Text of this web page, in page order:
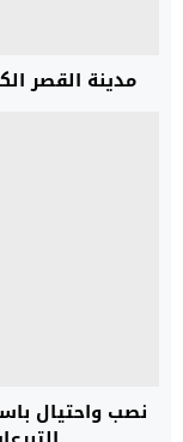
مدينة القصر
نصب واحتيال